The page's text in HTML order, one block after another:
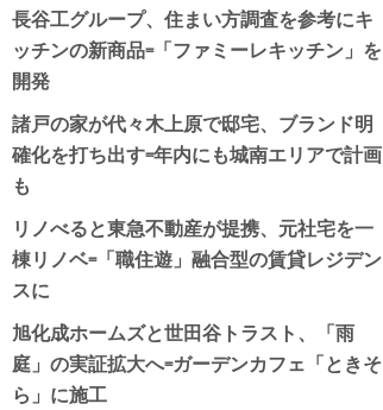
長谷工グループ、住まい方調査を参考にキ
ッチンの新商品=「ファミーレキッチン」を
開発
諸戸の家が代々木上原で邸宅、ブランド明
確化を打ち出す=年内にも城南エリアで計画
も
リノべると東急不動産が提携、元社宅を一
棟リノベ=「職住遊」融合型の賃貸レジデン
スに
旭化成ホームズと世田谷トラスト、「雨
庭」の実証拡大へ=ガーデンカフェ「ときそ
ら」に施工